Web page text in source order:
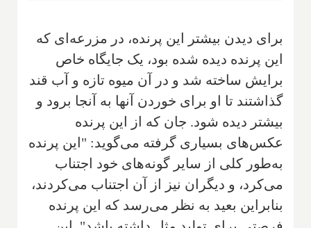
برای دیدن بیشتر این پرنده، در مزرعه‌ای که
این پرنده دیده شده بود، یک جایگاه خاص
برایش ساخته شد و در آن میوه تازه و آب قند
گذاشتند تا او برای خوردن آنها به آنجا برود و
بیشتر دیده شود. جان که از این پرنده
عکس‌های بسیاری گرفته می‌گوید: "این پرنده
به‌طور کلی از سایر گونه‌های خود اجتناب
می‌کرد، و دیگران نیز از آن اجتناب می‌کردند،
بنابراین بعید به نظر می‌رسد که این پرنده